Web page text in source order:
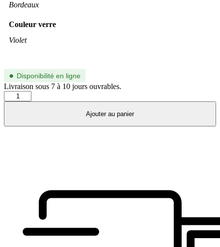
Bordeaux
Couleur verre
Violet
● Disponibilité en ligne
Livraison sous 7 à 10 jours ouvrables.
quantité
de
Ajouter au panier